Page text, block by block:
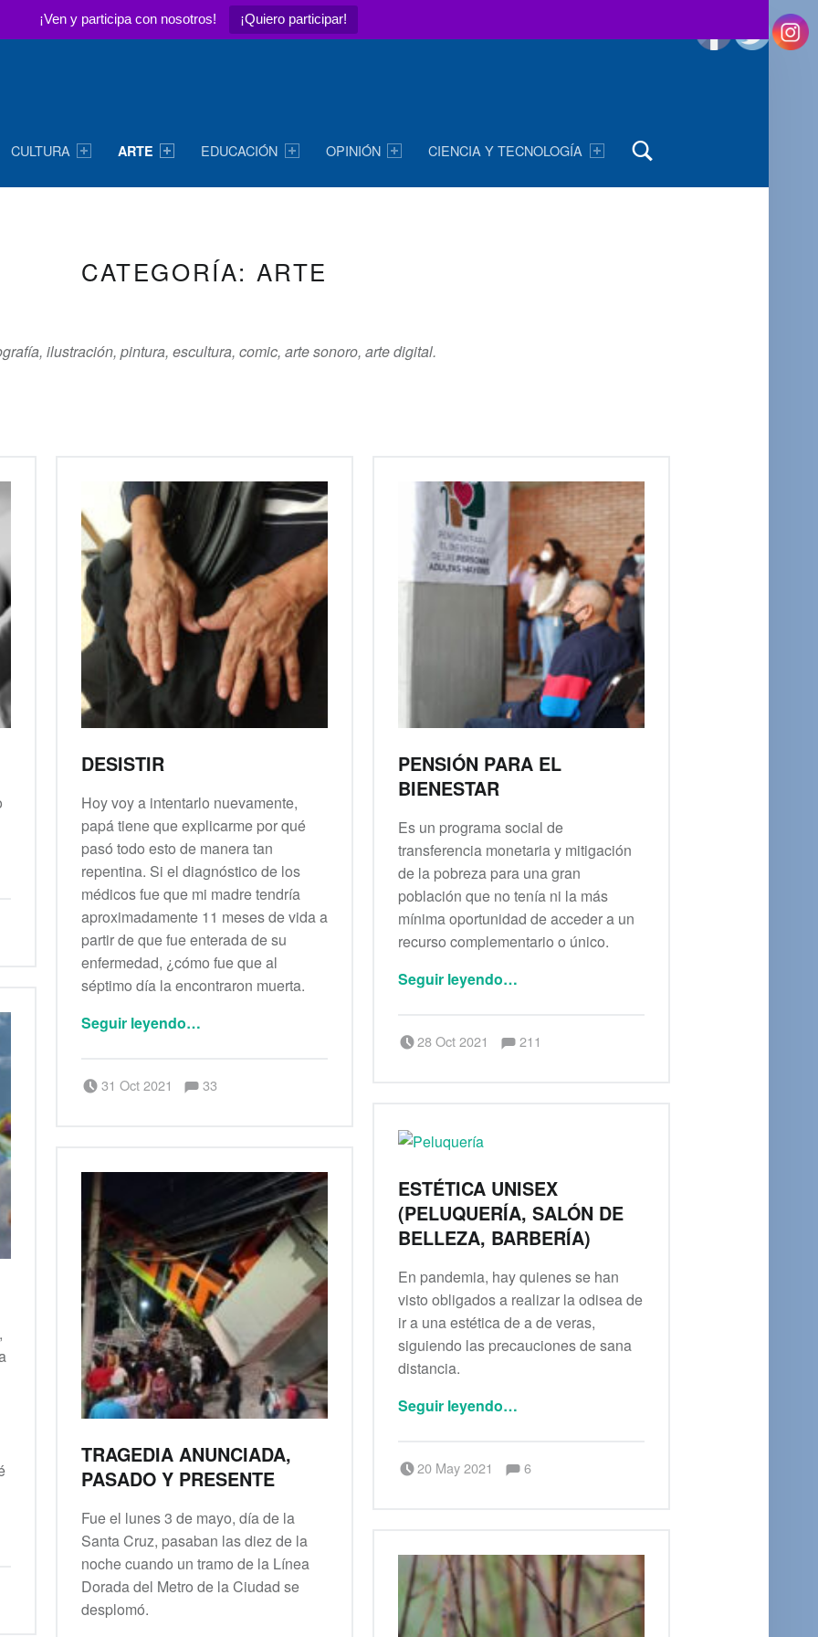
¡Ven y participa con nosotros! ¡Quiero participar!
CULTURA ARTE EDUCACIÓN OPINIÓN CIENCIA Y TECNOLOGÍA
CATEGORÍA: ARTE
ilustración, pintura, escultura, comic, arte sonoro, arte digital.
DESISTIR
Hoy voy a intentarlo nuevamente,
papá tiene que explicarme por qué
pasó todo esto de manera tan
repentina. Si el diagnóstico de los
médicos fue que mi madre tendría
aproximadamente 11 meses de vida a
partir de que fue enterada de su
enfermedad, ¿cómo fue que al
séptimo día la encontraron muerta.
Seguir leyendo…
31 Oct 2021 Escrito por:
Saúl Peña Rosas Comentarios:
33
PENSIÓN PARA EL
BIENESTAR
Es un programa social de
transferencia monetaria y mitigación
de la pobreza para una gran
población que no tenía ni la más
mínima oportunidad de acceder a un
recurso complementario o único.
Seguir leyendo…
28 Oct 2021 Escrito por:
admin Comentarios:
211
ESTÉTICA UNISEX
(PELUQUERÍA, SALÓN DE
BELLEZA, BARBERÍA)
En pandemia, hay quienes se han
visto obligados a realizar la odisea de
ir a una estética de a de veras,
siguiendo las precauciones de sana
distancia.
Seguir leyendo“Estética unisex (peluquería, salón de belleza, barbería)”
…
20 May 2021 Escrito por:
Berenice Alianza Comentarios:
6
TRAGEDIA ANUNCIADA,
PASADO Y PRESENTE
Fue el lunes 3 de mayo, día de la
Santa Cruz, pasaban las diez de la
noche cuando un tramo de la Línea
Dorada del Metro de la Ciudad se
desplomó.